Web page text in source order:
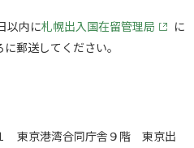
以内に札幌出入国在留管理局
に
郵送してください。
東京港湾合同庁舎９階 東京出